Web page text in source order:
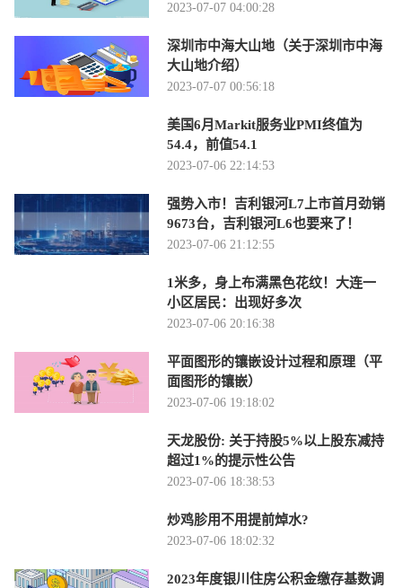
2023-07-07 04:00:28
深圳市中海大山地（关于深圳市中海
大山地介绍）
2023-07-07 00:56:18
美国6月Markit服务业PMI终值为
54.4，前值54.1
2023-07-06 22:14:53
强势入市！吉利银河L7上市首月劲销
9673台，吉利银河L6也要来了！
2023-07-06 21:12:55
1米多，身上布满黑色花纹！大连一
小区居民：出现好多次
2023-07-06 20:16:38
平面图形的镶嵌设计过程和原理（平
面图形的镶嵌）
2023-07-06 19:18:02
天龙股份: 关于持股5%以上股东减持
超过1%的提示性公告
2023-07-06 18:38:53
炒鸡胗用不用提前焯水?
2023-07-06 18:02:32
2023年度银川住房公积金缴存基数调